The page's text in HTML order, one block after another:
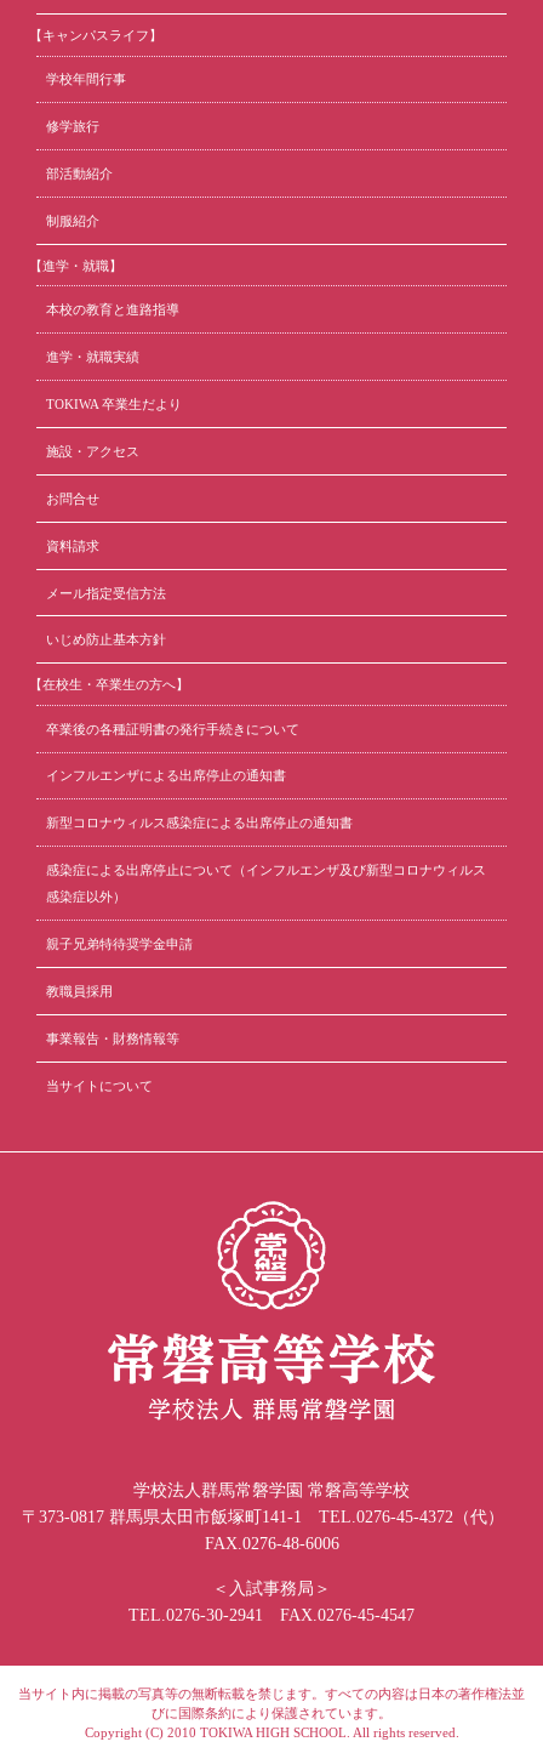
【キャンパスライフ】
学校年間行事
修学旅行
部活動紹介
制服紹介
【進学・就職】
本校の教育と進路指導
進学・就職実績
TOKIWA 卒業生だより
施設・アクセス
お問合せ
資料請求
メール指定受信方法
いじめ防止基本方針
【在校生・卒業生の方へ】
卒業後の各種証明書の発行手続きについて
インフルエンザによる出席停止の通知書
新型コロナウィルス感染症による出席停止の通知書
感染症による出席停止について（インフルエンザ及び新型コロナウィルス
感染症以外）
親子兄弟特待奨学金申請
教職員採用
事業報告・財務情報等
当サイトについて
学校法人群馬常磐学園 常磐高等学校
〒373-0817 群馬県太田市飯塚町141-1 TEL.0276-45-4372（代）
FAX.0276-48-6006
＜入試事務局＞
TEL.0276-30-2941 FAX.0276-45-4547
当サイト内に掲載の写真等の無断転載を禁じます。すべての内容は日本の著作権法並
びに国際条約により保護されています。
Copyright (C) 2010 TOKIWA HIGH SCHOOL. All rights reserved.